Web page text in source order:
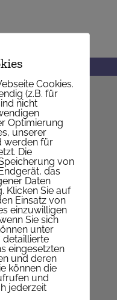
Wien
64 94
DA
Uhr
Cookies.
(z.B. für
nicht
Optimierung
unserer
werden für
Die
von
das
Daten
Klicken Sie auf
Einsatz von
einzuwilligen
Sie sich
unter
detaillierte
eingesetzten
und deren
können die
und
jederzeit